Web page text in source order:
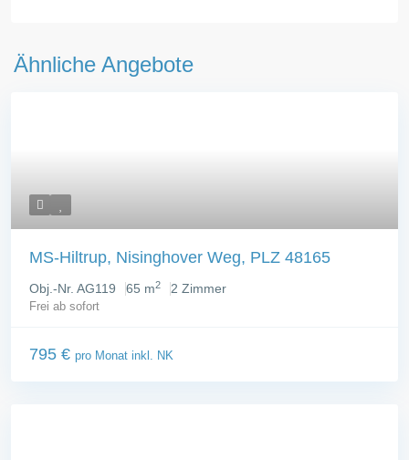
Ähnliche Angebote
MS-Hiltrup, Nisinghover Weg, PLZ 48165
Obj.-Nr. AG119 65 m2 2 Zimmer
Frei ab sofort
795 € pro Monat inkl. NK